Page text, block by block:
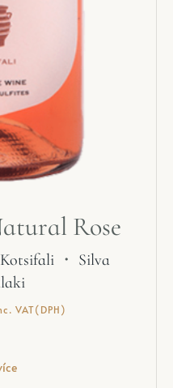
Rose
Kotsifali ・ Silva
VAT(DPH)